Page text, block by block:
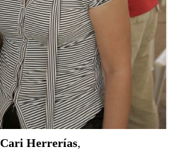
Cari Herrerías,